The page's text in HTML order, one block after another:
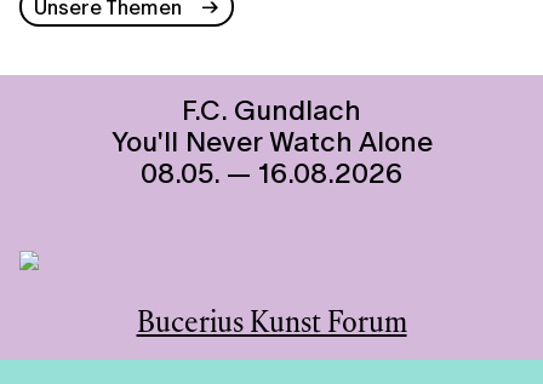
Unsere Themen
F.C. Gundlach
You'll Never Watch Alone
08.05. — 16.08.2026
Bucerius Kunst Forum